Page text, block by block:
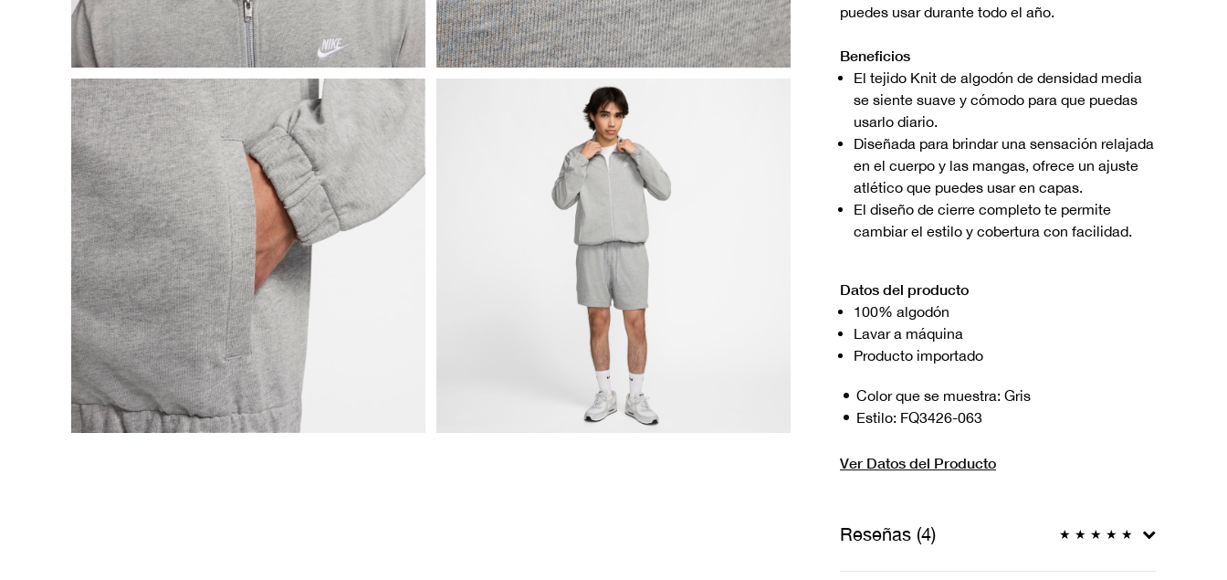
puedes usar durante todo el año.
Beneficios
El tejido Knit de algodón de densidad media
se siente suave y cómodo para que puedas
usarlo diario.
Diseñada para brindar una sensación relajada
en el cuerpo y las mangas, ofrece un ajuste
atlético que puedes usar en capas.
El diseño de cierre completo te permite
cambiar el estilo y cobertura con facilidad.
Datos del producto
100% algodón
Lavar a máquina
Producto importado
Color que se muestra: Gris
Estilo: FQ3426-063
Ver Datos del Producto
Reseñas (4) ★ ★ ★ ★ ★